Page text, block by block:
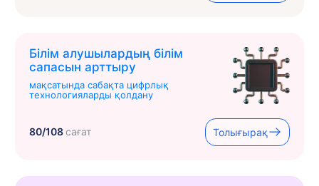
Білім алушылардың білім
сапасын арттыру
мақсатында сабақта цифрлық
технологияларды қолдану
80/108сағат Толығырақ